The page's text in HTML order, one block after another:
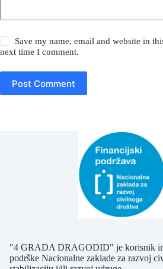
Save my name, email and website in
next time I comment.
Post Comment
"4 GRADA DRAGODID" je korisnik
podrške Nacionalne zaklade za razvoj